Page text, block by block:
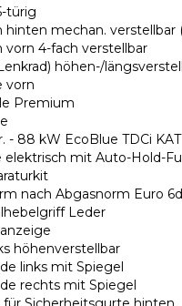
türig
mechan. verstellbar
vorn 4-fach verstellbar
höhen-/
vorn
Premium
- 88 kW EcoBlue TDCi KAT
elektrisch mit Auto-Hold-
nach Abgasnorm Euro 6d
Leder
höhenverstellbar
links mit Spiegel
rechts mit Spiegel